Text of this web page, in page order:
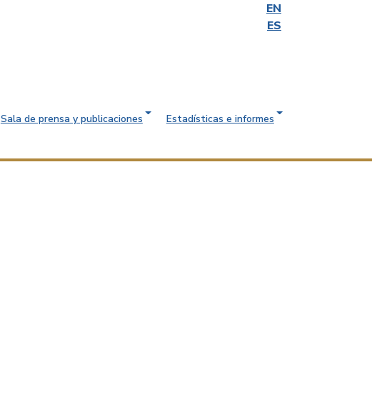
EN
ES
Sala de prensa y publicaciones
Estadísticas e informes